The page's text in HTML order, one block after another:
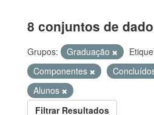
8 conjuntos de
Grupos: Graduação
Componentes
Alunos
Filtrar Resultados